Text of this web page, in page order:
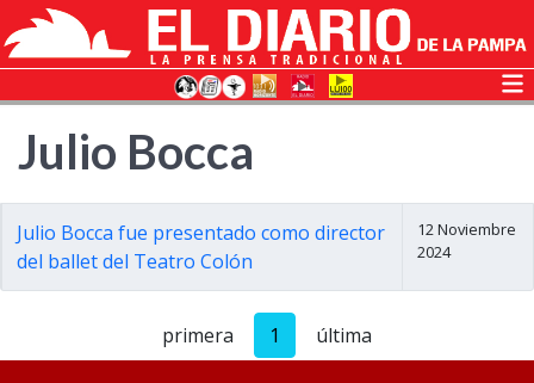
Julio Bocca
Julio Bocca fue presentado como director
del ballet del Teatro Colón
12 Noviembre
2024
primera 1 última